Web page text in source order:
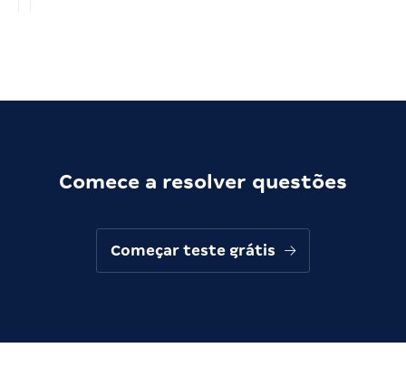
Comece a resolver questões
Começar teste grátis